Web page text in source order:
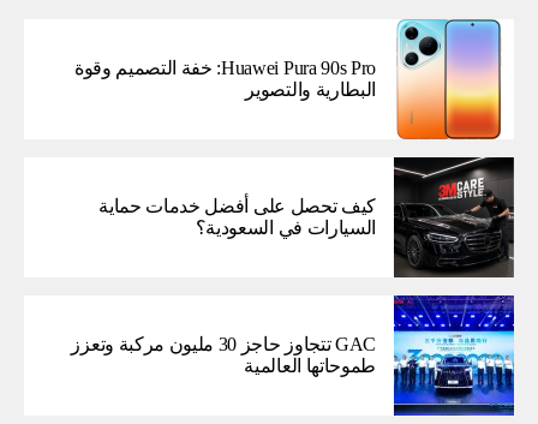
Huawei Pura 90s Pro: خفة التصميم وقوة
البطارية والتصوير
كيف تحصل على أفضل خدمات حماية
السيارات في السعودية؟
GAC تتجاوز حاجز 30 مليون مركبة وتعزز
طموحاتها العالمية